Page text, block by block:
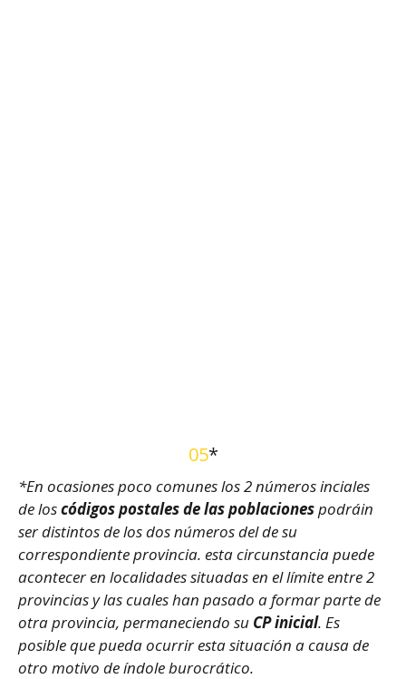
05*
*En ocasiones poco comunes los 2 números inciales
de loscódigos postales de las poblacionespodráin
ser distintos de los dos números del de su
correspondiente provincia. esta circunstancia puede
acontecer en localidades situadas en el límite entre 2
provincias y las cuales han pasado a formar parte de
otra provincia, permaneciendo su CP inicial. Es
posible que pueda ocurrir esta situación a causa de
otro motivo de índole burocrático.